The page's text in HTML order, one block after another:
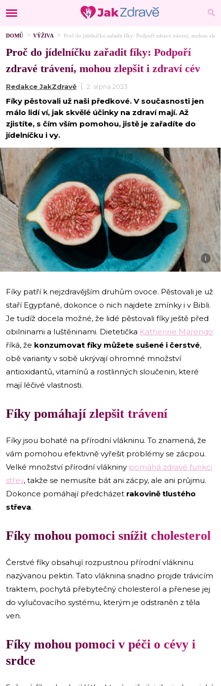
DOMŮ VÝŽIVA Proč do jídelníčku zařadit fíky: Podpoří zdravé trávení, mohou
Proč do jídelníčku zařadit fíky: Podpoří
zdravé trávení, mohou zlepšit i zdraví cév
Redakce JakZdravě 2. srpna 2023
Fíky pěstovali už naši předkové. V současnosti jen
málo lidí ví, jak skvělé účinky na zdraví mají. Až
zjistíte, s čím vším pomohou, jistě je zařadíte do
jídelníčku i vy.
i
Fíky patří k nejzdravějším druhům ovoce. Pěstovali je už
staří Egypťané, dokonce o nich najdete zmínky i v Bibli.
Je tudíž docela možné, že lidé pěstovali fíky ještě před
obilninami a luštěninami. Dietetička Katherine Marengo
říká, že konzumovat fíky můžete sušené i čerstvé,
obě varianty v sobě ukrývají ohromné množství
antioxidantů, vitamínů a rostlinných sloučenin, které
mají léčivé vlastnosti.
Fíky pomáhají zlepšit trávení
Fíky jsou bohaté na přírodní vlákninu. To znamená, že
vám pomohou efektivně vyřešit problémy se zácpou.
Velké množství přírodní vlákniny pomáhá zdravé funkci
střev, takže se nemusíte bát ani zácpy, ale ani průjmu.
Dokonce pomáhají předcházet rakovině tlustého
střeva.
Fíky mohou pomoci snížit cholesterol
Čerstvé fíky obsahují rozpustnou přírodní vlákninu
nazývanou pektin. Tato vláknina snadno projde trávicím
traktem, pochytá přebytečný cholesterol a přenese jej
do vylučovacího systému, kterým je odstraněn z těla
ven.
Fíky mohou pomoci v péči o cévy i
srdce